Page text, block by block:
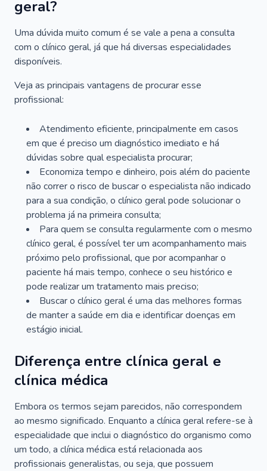
geral?
Uma dúvida muito comum é se vale a pena a consulta
com o clínico geral, já que há diversas especialidades
disponíveis.
Veja as principais vantagens de procurar esse
profissional:
Atendimento eficiente, principalmente em casos
em que é preciso um diagnóstico imediato e há
dúvidas sobre qual especialista procurar;
Economiza tempo e dinheiro, pois além do paciente
não correr o risco de buscar o especialista não indicado
para a sua condição, o clínico geral pode solucionar o
problema já na primeira consulta;
Para quem se consulta regularmente com o mesmo
clínico geral, é possível ter um acompanhamento mais
próximo pelo profissional, que por acompanhar o
paciente há mais tempo, conhece o seu histórico e
pode realizar um tratamento mais preciso;
Buscar o clínico geral é uma das melhores formas
de manter a saúde em dia e identificar doenças em
estágio inicial.
Diferença entre clínica geral e
clínica médica
Embora os termos sejam parecidos, não correspondem
ao mesmo significado. Enquanto a clínica geral refere-se à
especialidade que inclui o diagnóstico do organismo como
um todo, a clínica médica está relacionada aos
profissionais generalistas, ou seja, que possuem